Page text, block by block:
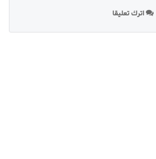
اترك تعليقا